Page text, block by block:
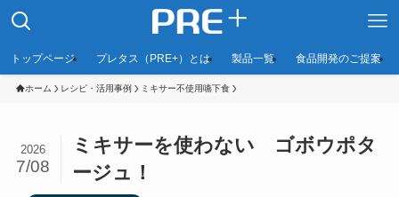
トップページ プレタス（PRE+）とは 製品一覧 食品開発のご提案
ホーム レシピ・活用事例 ミキサー不使用嚥下食
ミキサーを使わない ゴボウポタ
ージュ！
2026
7/08